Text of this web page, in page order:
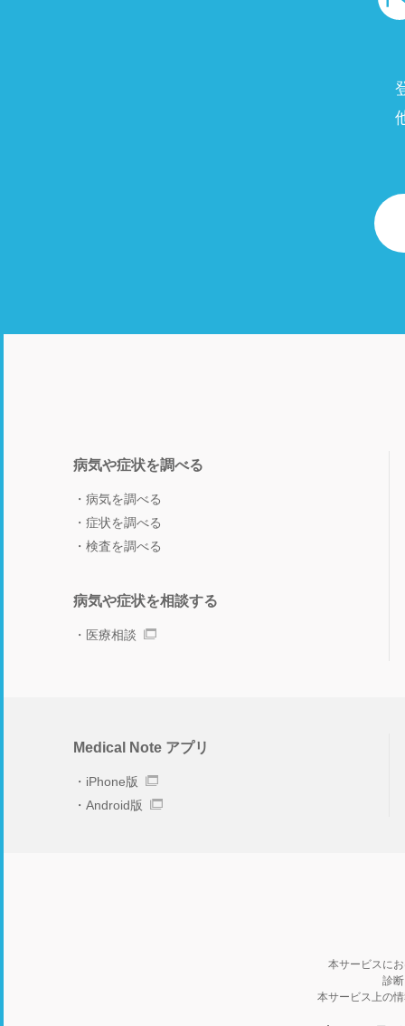
病気や症状を調べる
病気を調べる
症状を調べる
検査を調べる
病気や症状を相談する
医療相談
Medical Note アプリ
iPhone版
Android版
本サービスに
診
本サービス上の